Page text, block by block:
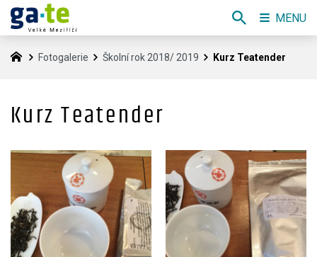
Fotogalerie Školní rok 2018/ 2019 Kurz Teatender
Kurz Teatender
MENU